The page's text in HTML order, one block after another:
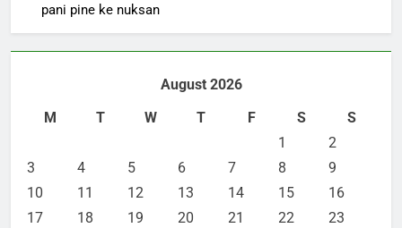
pani pine ke nuksan
August 2026
M
T W T F S
S
1
2
3
4 5 6 7 8
9
10
11 12 13 14 15
16
17
18 19 20 21 22
23